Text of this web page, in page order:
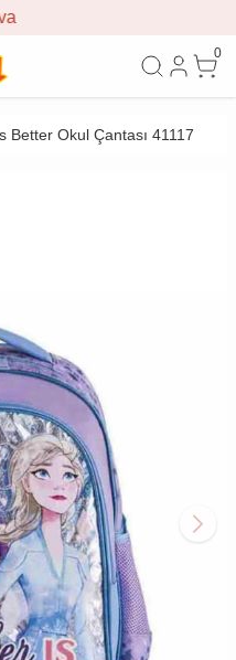
0
Better Okul Çantası 41117